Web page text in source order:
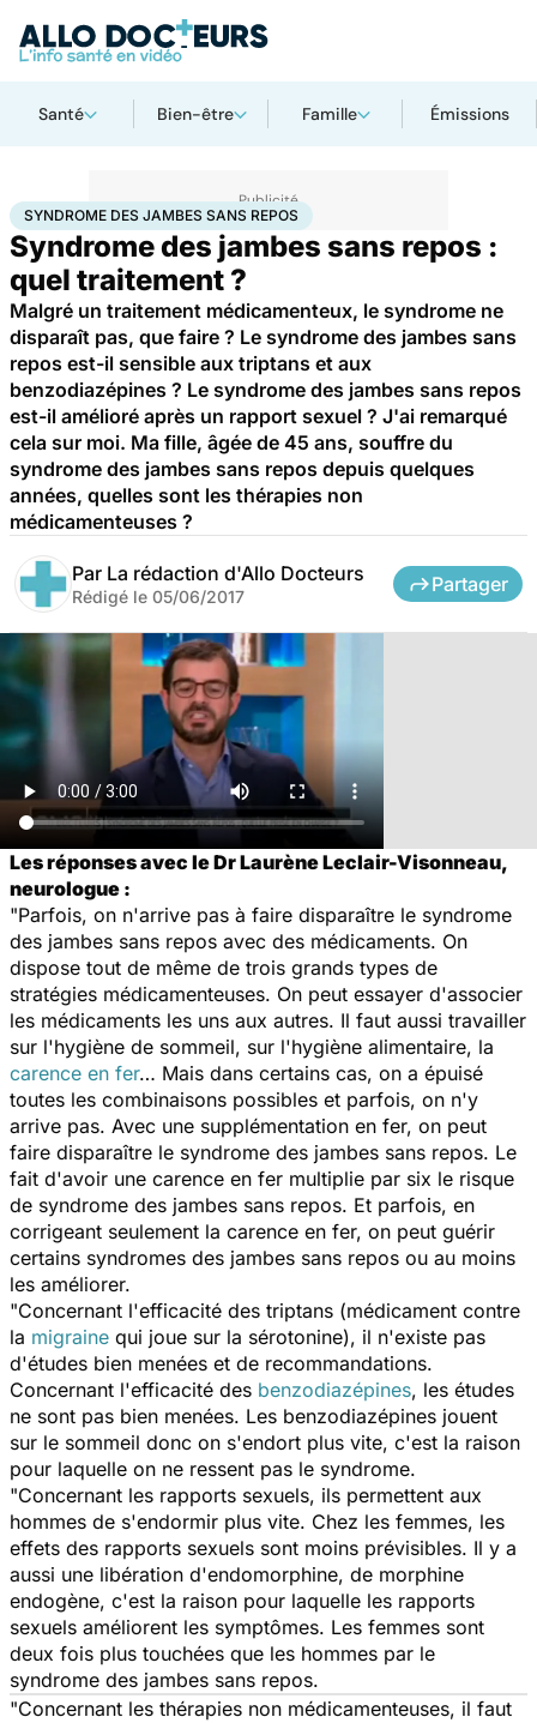
Santé Bien-être Famille Émissions
AccueilSanté Syndrome des jambes sans repos
SYNDROME DES JAMBES SANS REPOS
Syndrome des jambes sans repos :
quel traitement ?
Malgré un traitement médicamenteux, le syndrome ne
disparaît pas, que faire ? Le syndrome des jambes sans
repos est-il sensible aux triptans et aux
benzodiazépines ? Le syndrome des jambes sans repos
est-il amélioré après un rapport sexuel ? J'ai remarqué
cela sur moi. Ma fille, âgée de 45 ans, souffre du
syndrome des jambes sans repos depuis quelques
années, quelles sont les thérapies non
médicamenteuses ?
Par La rédaction d'Allo Docteurs
Rédigé le 05/06/2017
Partager
Les réponses avec le Dr Laurène Leclair-Visonneau,
neurologue :
"Parfois, on n'arrive pas à faire disparaître le syndrome
des jambes sans repos avec des médicaments. On
dispose tout de même de trois grands types de
stratégies médicamenteuses. On peut essayer d'associer
les médicaments les uns aux autres. Il faut aussi travailler
sur l'hygiène de sommeil, sur l'hygiène alimentaire, la
carence en fer… Mais dans certains cas, on a épuisé
toutes les combinaisons possibles et parfois, on n'y
arrive pas. Avec une supplémentation en fer, on peut
faire disparaître le syndrome des jambes sans repos. Le
fait d'avoir une carence en fer multiplie par six le risque
de syndrome des jambes sans repos. Et parfois, en
corrigeant seulement la carence en fer, on peut guérir
certains syndromes des jambes sans repos ou au moins
les améliorer.
"Concernant l'efficacité des triptans (médicament contre
la migraine qui joue sur la sérotonine), il n'existe pas
d'études bien menées et de recommandations.
Concernant l'efficacité des benzodiazépines, les études
ne sont pas bien menées. Les benzodiazépines jouent
sur le sommeil donc on s'endort plus vite, c'est la raison
pour laquelle on ne ressent pas le syndrome.
"Concernant les rapports sexuels, ils permettent aux
hommes de s'endormir plus vite. Chez les femmes, les
effets des rapports sexuels sont moins prévisibles. Il y a
aussi une libération d'endomorphine, de morphine
endogène, c'est la raison pour laquelle les rapports
sexuels améliorent les symptômes. Les femmes sont
deux fois plus touchées que les hommes par le
syndrome des jambes sans repos.
"Concernant les thérapies non médicamenteuses, il faut